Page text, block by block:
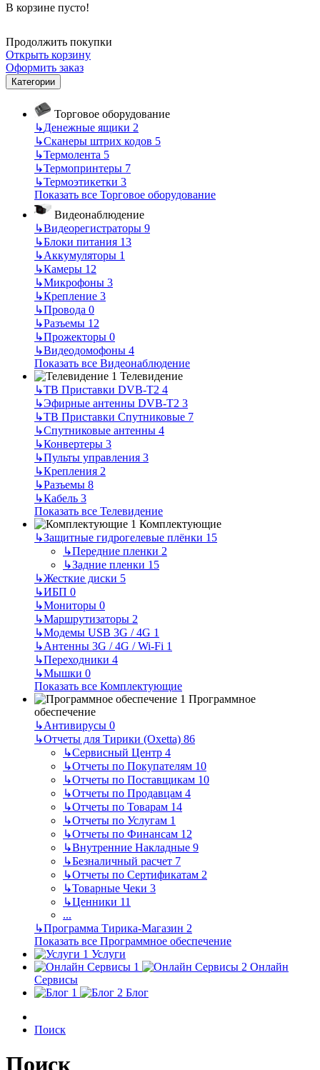
В корзине пусто!
Продолжить покупки
Открыть корзину
Оформить заказ
Категории
Торговое оборудование
↳Денежные ящики 2
↳Сканеры штрих кодов 5
↳Термолента 5
↳Термопринтеры 7
↳Термоэтикетки 3
Показать все Торговое оборудование
Видеонаблюдение
↳Видеорегистраторы 9
↳Блоки питания 13
↳Аккумуляторы 1
↳Камеры 12
↳Микрофоны 3
↳Крепление 3
↳Провода 0
↳Разъемы 12
↳Прожекторы 0
↳Видеодомофоны 4
Показать все Видеонаблюдение
Телевидение
↳ТВ Приставки DVB-T2 4
↳Эфирные антенны DVB-T2 3
↳ТВ Приставки Спутниковые 7
↳Спутниковые антенны 4
↳Конвертеры 3
↳Пульты управления 3
↳Крепления 2
↳Разъемы 8
↳Кабель 3
Показать все Телевидение
Комплектующие
↳Защитные гидрогелевые плёнки 15
↳Передние пленки 2
↳Задние пленки 15
↳Жесткие диски 5
↳ИБП 0
↳Мониторы 0
↳Маршрутизаторы 2
↳Модемы USB 3G / 4G 1
↳Антенны 3G / 4G / Wi-Fi 1
↳Переходники 4
↳Мышки 0
Показать все Комплектующие
Программное
обеспечение
↳Антивирусы 0
↳Отчеты для Тирики (Oxetta) 86
↳Сервисный Центр 4
↳Отчеты по Покупателям 10
↳Отчеты по Поставщикам 10
↳Отчеты по Продавцам 4
↳Отчеты по Товарам 14
↳Отчеты по Услугам 1
↳Отчеты по Финансам 12
↳Внутренние Накладные 9
↳Безналичный расчет 7
↳Отчеты по Сертификатам 2
↳Товарные Чеки 3
↳Ценники 11
...
↳Программа Тирика-Магазин 2
Показать все Программное обеспечение
Услуги
Онлайн
Сервисы
Блог
Поиск
Поиск